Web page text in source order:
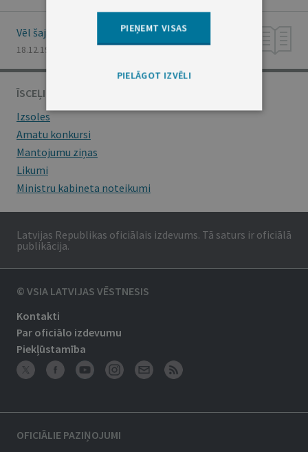
Vēl šajā numurā
18.12.1998., Nr. 375/380
ĪSCEĻI
Izsoles
Amatu konkursi
Mantojumu ziņas
Likumi
Ministru kabineta noteikumi
Latvijas Republikas oficiālais izdevums. Tā saturs ir oficiālā
publikācija.
© VSIA LATVIJAS VĒSTNESIS
Kontakti
Par oficiālo izdevumu
Piekļūstamība
OFICIĀLIE PAZIŅOJUMI
PIEŅEMT VISAS
PIELĀGOT IZVĒLI